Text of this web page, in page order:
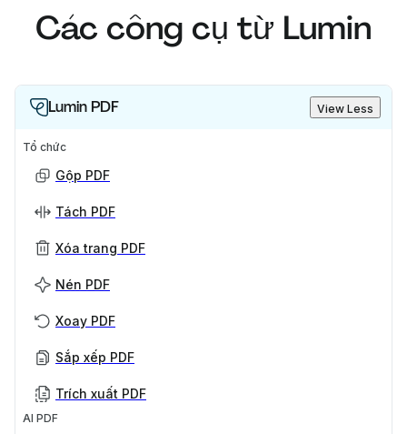
Các công cụ từ Lumin
Lumin PDF View Less
Tổ chức
Gộp PDF
Tách PDF
Xóa trang PDF
Nén PDF
Xoay PDF
Sắp xếp PDF
Trích xuất PDF
AI PDF